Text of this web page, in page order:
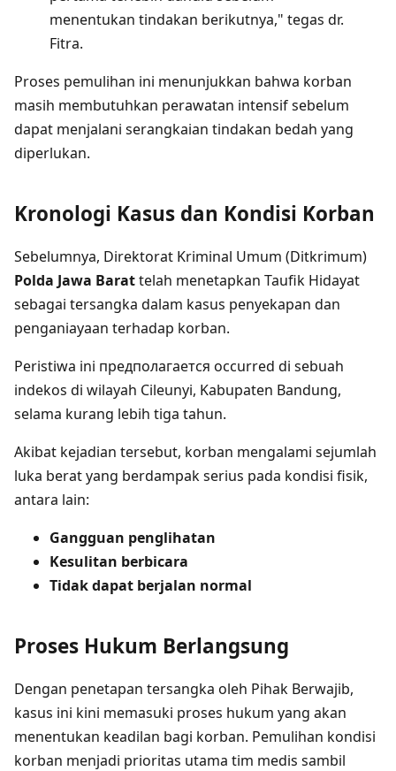
menentukan tindakan berikutnya," tegas dr.
Fitra.
Proses pemulihan ini menunjukkan bahwa korban
masih membutuhkan perawatan intensif sebelum
dapat menjalani serangkaian tindakan bedah yang
diperlukan.
Kronologi Kasus dan Kondisi Korban
Sebelumnya, Direktorat Kriminal Umum (Ditkrimum)
Polda Jawa Barattelah menetapkan Taufik Hidayat
sebagai tersangka dalam kasus penyekapan dan
penganiayaan terhadap korban.
Peristiwa ini предполагается occurred di sebuah
indekos di wilayah Cileunyi, Kabupaten Bandung,
selama kurang lebih tiga tahun.
Akibat kejadian tersebut, korban mengalami sejumlah
luka berat yang berdampak serius pada kondisi fisik,
antara lain:
Gangguan penglihatan
Kesulitan berbicara
Tidak dapat berjalan normal
Proses Hukum Berlangsung
Dengan penetapan tersangka oleh Pihak Berwajib,
kasus ini kini memasuki proses hukum yang akan
menentukan keadilan bagi korban. Pemulihan kondisi
korban menjadi prioritas utama tim medis sambil